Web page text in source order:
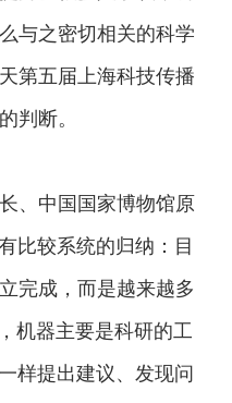
与之密切相关的科学
第五届上海科技传播
判断。
中国国家博物馆原
比较系统的归纳：目
完成，而是越来越多
机器主要是科研的工
样提出建议、发现问